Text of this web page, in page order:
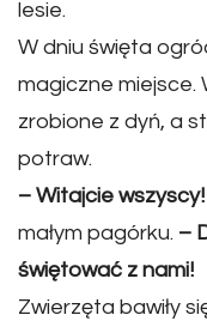
lesie.
W dniu święta
magiczne miejsce.
zrobione z dyń, a
potraw.
– Witajcie wszyscy!
małym pagórku. –
świętować z nami!
Zwierzęta bawiły